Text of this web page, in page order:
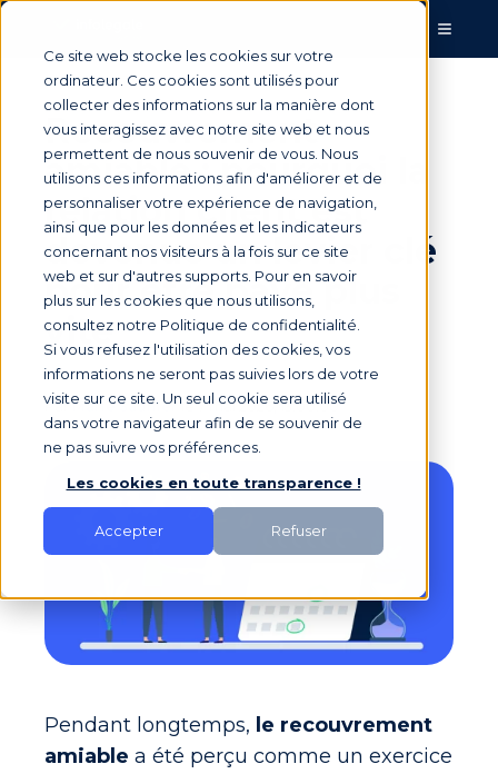
Ce site web stocke les cookies sur votre
ordinateur. Ces cookies sont utilisés pour
collecter des informations sur la manière dont
vous interagissez avec notre site web et nous
permettent de nous souvenir de vous. Nous
utilisons ces informations afin d'améliorer et de
personnaliser votre expérience de navigation,
ainsi que pour les données et les indicateurs
concernant nos visiteurs à la fois sur ce site
web et sur d'autres supports. Pour en savoir
plus sur les cookies que nous utilisons,
consultez notre Politique de confidentialité.
Si vous refusez l'utilisation des cookies, vos
informations ne seront pas suivies lors de votre
visite sur ce site. Un seul cookie sera utilisé
dans votre navigateur afin de se souvenir de
ne pas suivre vos préférences.
Les cookies en toute transparence !
Accepter Refuser
Recouvrement
amiable : pourquoi la
relation client est
devenue un levier clé
pour être payé plus
vite
ParMarie Saunier le 7 mai 2026, 13:00:00
Pendant longtemps, le recouvrement
amiable a été perçu comme un exercice